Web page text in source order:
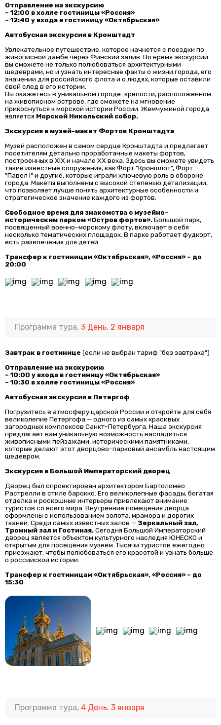
Отправление на экскурсию
~ 12:00 в холле гостиницы «Россия»
~ 12:40 у входа в гостиницу «Октябрьская»
Автобусная экскурсия в Кронштадт
Увлекательное путешествие, которое начнется с поездки по
живописной дамбе через Финский залив. Во время экскурсии
вы сможете не только полюбоваться архитектурными
шедеврами, но и узнать интересные факты о жизни города, его
значении для российского флота и о людях, которые оставили
свой след в его истории.
Вы окажетесь в уникальном городе-крепости, расположенном
на живописном острове, где сможете на мгновение
прикоснуться к морской истории России. Жемчужиной города
является Морской Никольский собор.
Экскурсия в музей-макет Фортов Кронштадта
Музей расположен в самом сердце Кронштадта и предлагает
посетителям детально проработанные макеты фортов,
построенных в XIX и начале XX века. Здесь вы сможете увидеть
такие известные сооружения, как Форт "Кроншлот", Форт
"Павел I" и другие, которые играли ключевую роль в обороне
города. Макеты выполнены с высокой степенью детализации,
что позволяет лучше понять архитектурные особенности и
стратегическое значение каждого из фортов.
Свободное время для знакомства с музейно-
историческим парком «Остров фортов».Большой парк,
посвященный военно-морскому флоту, включает в себя
несколько тематических площадок. В парке работает фудкорт,
есть развлечения для детей.
Трансфер к гостиницам «Октябрьская», «Россия» ~ до
20:00
Программа тура,3 День. 2 января
Завтрак в гостинице (если не выбран тариф "без завтрака")
Отправление на экскурсию
~ 10:00 у входа в гостиницу «Октябрьская»
~ 10:30 в холле гостиницы «Россия»
Автобусная экскурсия в Петергоф
Погрузитесь в атмосферу царской России и откройте для себя
великолепие Петергофа — одного из самых красивых
загородных комплексов Санкт-Петербурга. Наша экскурсия
предлагает вам уникальную возможность насладиться
живописными пейзажами, историческими памятниками,
которые делают этот дворцово-парковый ансамбль настоящим
шедевром.
Экскурсия в Большой Императорский дворец
Дворец был спроектирован архитектором Бартоломео
Растрелли в стиле барокко. Его великолепные фасады, богатая
отделка и роскошные интерьеры привлекают внимание
туристов со всего мира. Внутренние помещения дворца
оформлены с использованием золота, мрамора и дорогих
тканей. Среди самых известных залов — Зеркальный зал,
Тронный зал и Гостиная.Сегодня Большой Императорский
дворец является объектом культурного наследия ЮНЕСКО и
открытым для посещения музеем. Тысячи туристов ежегодно
приезжают, чтобы полюбоваться его красотой и узнать больше
о российской истории.
Трансфер к гостиницам «Октябрьская», «Россия» ~ до
15:30
Программа тура,4 День. 3 января